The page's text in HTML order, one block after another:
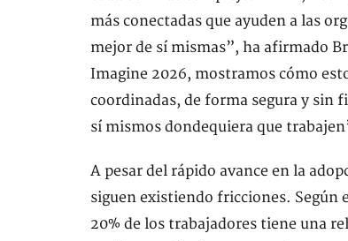
más conectadas que ayuden a las
mejor de sí mismas”, ha afirmado
Imagine 2026, mostramos cómo
coordinadas, de forma segura y sin
sí mismos dondequiera que
A pesar del rápido avance en la
siguen existiendo fricciones. Según
20% de los trabajadores tiene una